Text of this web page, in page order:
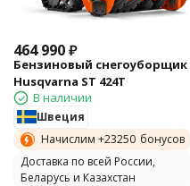
464 990₽
Бензиновый снегоуборщик
Husqvarna ST 424T
В наличии
Швеция
Начислим +23250 бонусов
Доставка по всей России,
Беларусь и Казахстан